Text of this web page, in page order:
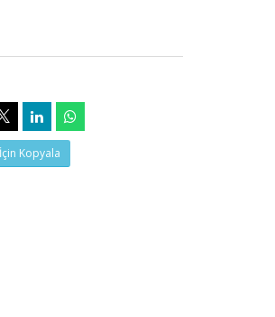
Kopyala